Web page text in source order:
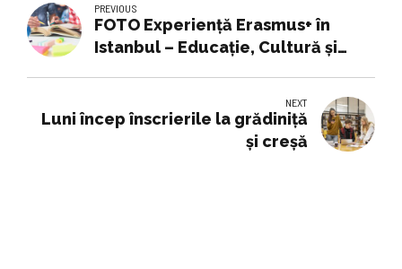
PREVIOUS
FOTO Experiență Erasmus+ în
Istanbul – Educație, Cultură și
Basarab”
NEXT
Luni încep înscrierile la grădiniță
și creșă